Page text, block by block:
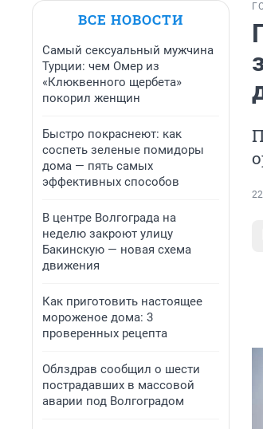
ВСЕ НОВОСТИ
Самый сексуальный мужчина
Турции: чем Омер из
«Клюквенного щербета»
покорил женщин
Быстро покраснеют: как
соспеть зеленые помидоры
дома — пять самых
эффективных способов
В центре Волгограда на
неделю закроют улицу
Бакинскую — новая схема
движения
Как приготовить настоящее
мороженое дома: 3
проверенных рецепта
Облздрав сообщил о шести
пострадавших в массовой
аварии под Волгоградом